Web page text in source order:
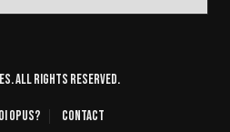
All rights reserved.
Opus? Contact